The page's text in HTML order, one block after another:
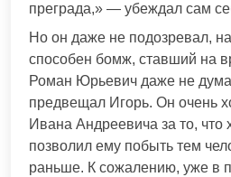
преграда,» — убеждал сам
Но он даже не подозревал,
способен бомж, ставший на
Роман Юрьевич даже не
предвещал Игорь. Он очень
Ивана Андреевича за то, что
позволил ему побыть тем
раньше. К сожалению, уже в